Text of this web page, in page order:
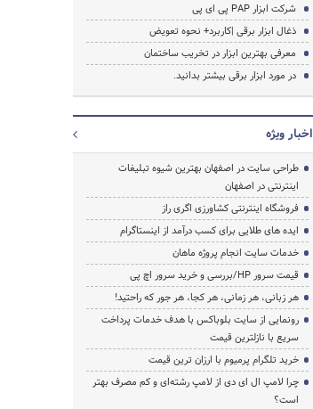
شرکت ابزار PAP پی ای پی
ذغال ابزار برقی |کاربرد+ نحوه تعویض
معرفی بهترین ابزار در تخریب ساختمان
در مورد ابزار برقی بیشتر بدانید.
اخبار ویژه
طراحی سایت در اصفهان بهترین شیوه تبلیغات
اینترنتی در اصفهان
فروشگاه اینترنتی کشاورزی اگری راز
ایده های طلایی برای کسب درآمد از اینستاگرام
خدمات سایت انجام پروژه ماهان
قیمت سرور HP/بررسی و خرید سرور اچ پی
هر زبانی، هر زمانی، هر کجا، هر جور که راحتید!
رونمایی از سایت بلوباکس با هدف خدمات پرداخت
سریع با نازلترین قیمت
خرید تلگرام پرمیوم با ارزان ترین قیمت
چرا لامپ ال ای دی از لامپ رشته‌ای و کم مصرف بهتر
است؟